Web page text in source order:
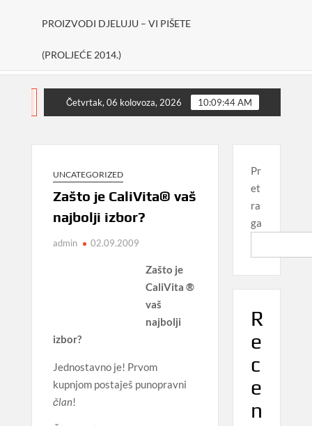
PROIZVODI DJELUJU – VI PIŠETE
(PROLJEĆE 2014.)
FLASH
SHAKE ONE PURE Protiv
Četvrtak, 06 kolovoza, 2026 10:09:45 AM
UNCATEGORIZED
Zašto je CaliVita® vaš
najbolji izbor?
admin 02.09.2009
Zašto je
CaliVita ®
vaš
najbolji
izbor?
Jednostavno je! Prvom
kupnjom postaješ punopravni
član!
Pr
et
ra
ga
R
e
c
e
n